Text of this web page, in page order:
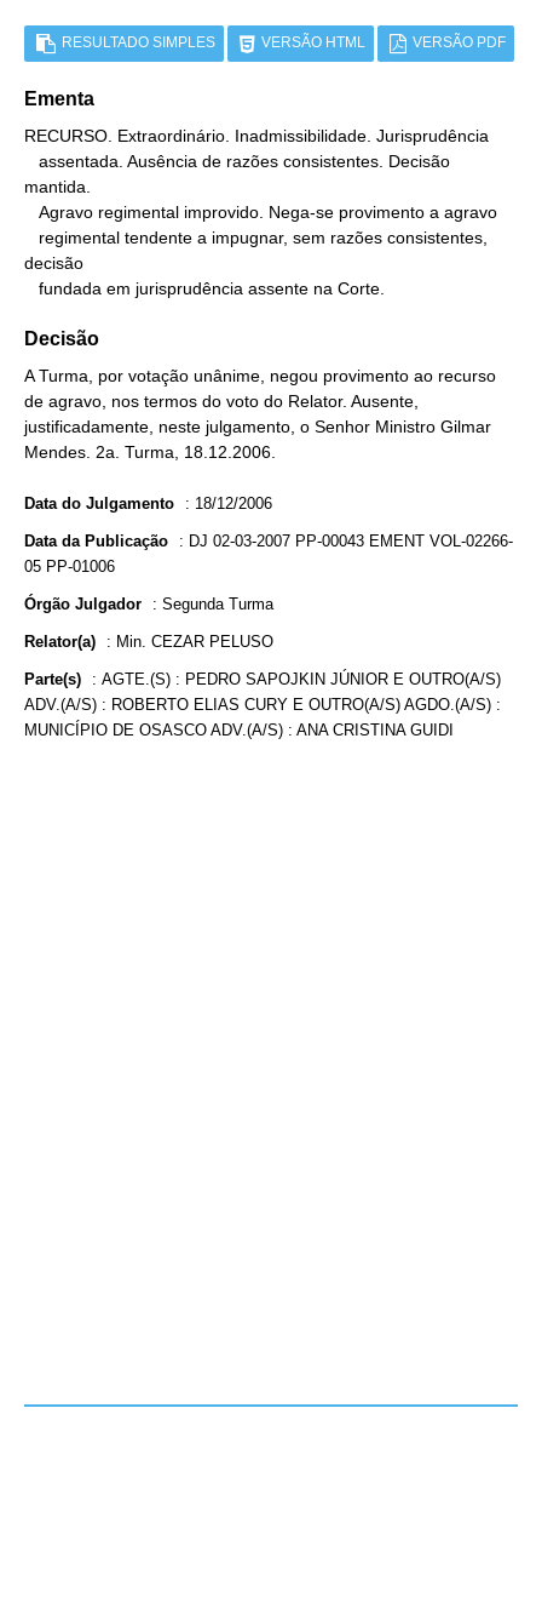
RESULTADO SIMPLES VERSÃO HTML VERSÃO PDF
Ementa
RECURSO. Extraordinário. Inadmissibilidade. Jurisprudência
mantida.
decisão
   fundada em jurisprudência assente na Corte.
Decisão
A Turma, por votação unânime, negou provimento ao recurso
de agravo, nos termos do voto do Relator. Ausente,
justificadamente, neste julgamento, o Senhor Ministro Gilmar
Mendes. 2a. Turma, 18.12.2006.
Data do Julgamento : 18/12/2006
Data da Publicação : DJ 02-03-2007 PP-00043 EMENT VOL-02266-
05 PP-01006
Órgão Julgador : Segunda Turma
Relator(a) : Min. CEZAR PELUSO
Parte(s) : AGTE.(S) : PEDRO SAPOJKIN JÚNIOR E OUTRO(A/S)
ADV.(A/S) : ROBERTO ELIAS CURY E OUTRO(A/S) AGDO.(A/S) :
MUNICÍPIO DE OSASCO ADV.(A/S) : ANA CRISTINA GUIDI